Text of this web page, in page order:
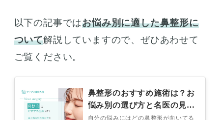
以下の記事ではお悩み別に適した鼻整形に
ついて解説していますので、ぜひあわせて
ご覧ください。
鼻整形のおすすめ施術は？お
悩み別の選び方と名医の見極
め方を紹介！
自分の悩みにはどの鼻整形が向いてる